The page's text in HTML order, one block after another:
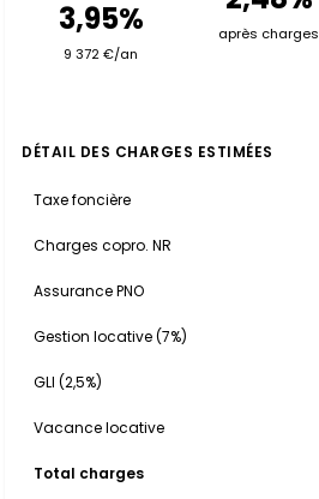
3,95%
9 372 €/an
après charges
DÉTAIL DES CHARGES ESTIMÉES
Taxe foncière
Charges copro. NR
Assurance PNO
Gestion locative (7%)
GLI (2,5%)
Vacance locative
Total charges